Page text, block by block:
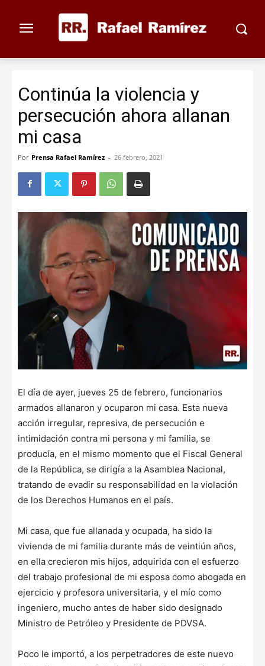
Continúa la violencia y
persecución ahora allanan
mi casa
Por Prensa Rafael Ramírez - 26 febrero, 2021
El día de ayer, jueves 25 de febrero, funcionarios
armados allanaron y ocuparon mi casa. Esta nueva
acción irregular, represiva, de persecución e
intimidación contra mi persona y mi familia, se
producía, en el mismo momento que el Fiscal General
de la República, se dirigía a la Asamblea Nacional,
tratando de evadir su responsabilidad en la violación
de los Derechos Humanos en el país.
Mi casa, que fue allanada y ocupada, ha sido la
vivienda de mi familia durante más de veintiún años,
en ella crecieron mis hijos, adquirida con el esfuerzo
del trabajo profesional de mi esposa como abogada en
ejercicio y profesora universitaria, y el mío como
ingeniero, mucho antes de haber sido designado
Ministro de Petróleo y Presidente de PDVSA.
Poco le importó, a los perpetradores de este nuevo